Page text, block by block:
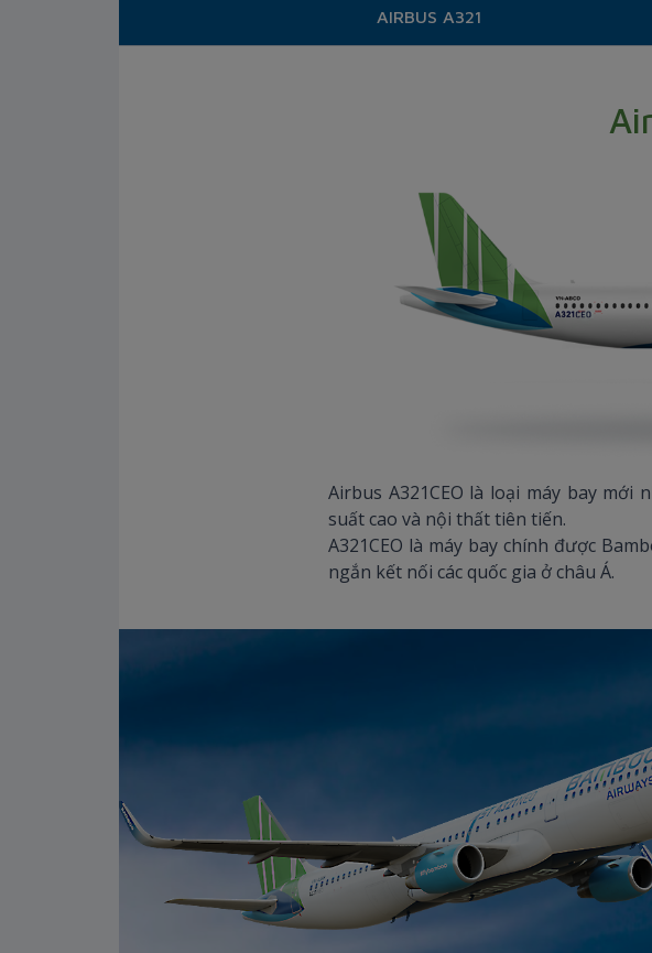
AIRBUS A321
Airbus A321CEO là loại máy bay
suất cao và nội thất tiên tiến.
A321CEO là máy bay chính được
ngắn kết nối các quốc gia ở châu Á.